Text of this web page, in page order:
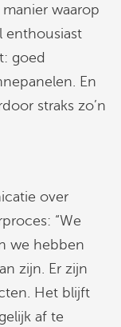
waarop
enthousiast
goed
En
straks zo’n
over
“We
we hebben
zijn. Er zijn
Het blijft
af te